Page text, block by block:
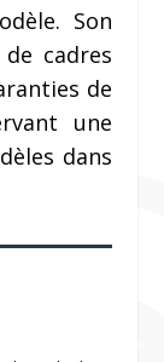
Son
cadres
de
une
dans